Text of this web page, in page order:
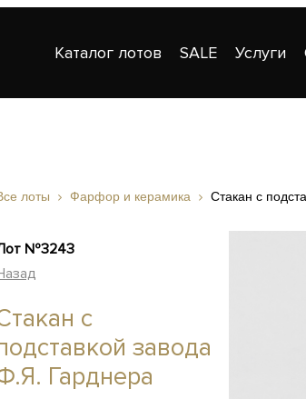
Каталог лотов SALE Услуги
лоты Фарфор и керамика Стакан с
№3243
с
завода
Гарднера